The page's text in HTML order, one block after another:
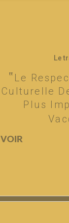
Le
Le
Culturelle
Plus
VOIR